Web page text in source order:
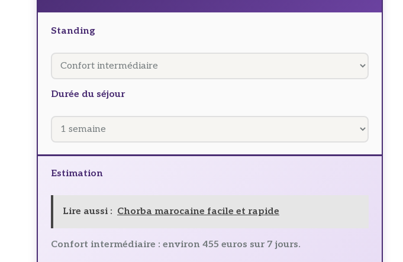
Standing
Durée du séjour
Estimation
Lire aussi : Chorba marocaine facile et rapide
Confort intermédiaire : environ 455 euros sur 7 jours.